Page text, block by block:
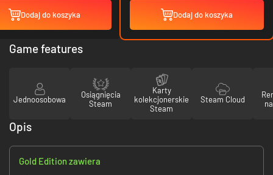
Dodaj do koszyka Dodaj do koszyka
Game features
Jednoosobowa
Osiągnięcia
Steam
Karty
kolekcjonerskie
Steam
Steam Cloud
Opis
Gold Edition zawiera